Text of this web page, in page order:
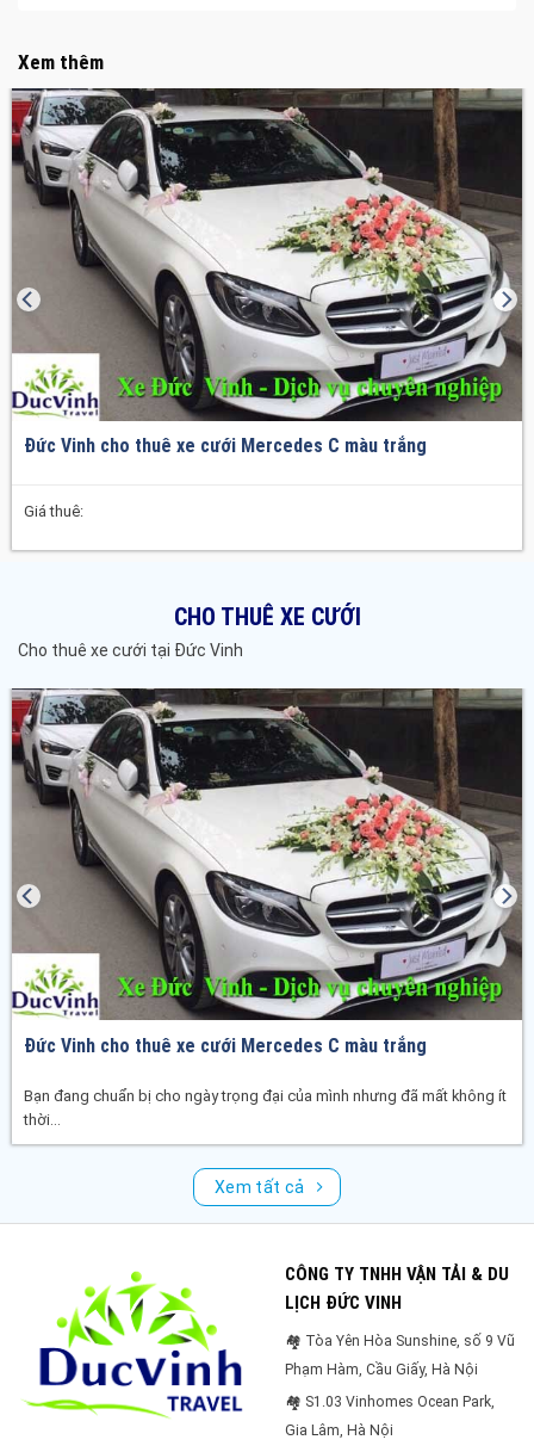
Xem thêm
Đức Vinh cho thuê xe cưới Mercedes C màu trắng
Giá thuê:
CHO THUÊ XE CƯỚI
Cho thuê xe cưới tại Đức Vinh
Đức Vinh cho thuê xe cưới Mercedes C màu trắng
Bạn đang chuẩn bị cho ngày trọng đại của mình nhưng đã mất không ít
thời...
Xem tất cả
CÔNG TY TNHH VẬN TẢI & DU
LỊCH ĐỨC VINH
🏘 Tòa Yên Hòa Sunshine, số 9 Vũ
Phạm Hàm, Cầu Giấy, Hà Nội
🏘 S1.03 Vinhomes Ocean Park,
Gia Lâm, Hà Nội